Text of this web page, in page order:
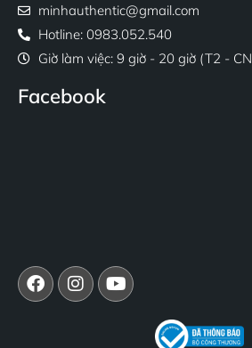
minhauthentic@gmail.com
Hotline: 0983.052.540
Giờ làm việc: 9 giờ - 20 giờ (T2 -
Facebook